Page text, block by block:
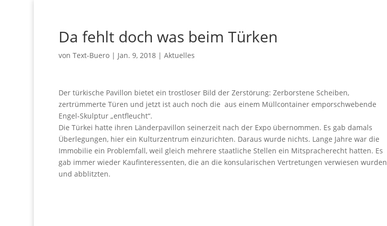
Da fehlt doch was beim Türken
vonText-Buero | Jan. 9, 2018 |Aktuelles
Der türkische Pavillon bietet ein trostloser Bild der Zerstörung: Zerborstene Scheiben,
zertrümmerte Türen und jetzt ist auch noch die aus einem Müllcontainer emporschwebende
Engel-Skulptur „entfleucht“.
Die Türkei hatte ihren Länderpavillon seinerzeit nach der Expo übernommen. Es gab damals
Überlegungen, hier ein Kulturzentrum einzurichten. Daraus wurde nichts. Lange Jahre war die
Immobilie ein Problemfall, weil gleich mehrere staatliche Stellen ein Mitspracherecht hatten. Es
gab immer wieder Kaufinteressenten, die an die konsularischen Vertretungen verwiesen wurden
und abblitzten.